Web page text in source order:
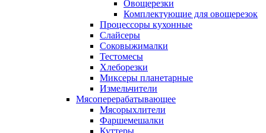
Овощерезки
Комплектующие для овощерезок
Процессоры кухонные
Слайсеры
Соковыжималки
Тестомесы
Хлеборезки
Миксеры планетарные
Измельчители
Мясоперерабатывающее
Мясорыхлители
Фаршемешалки
Куттеры